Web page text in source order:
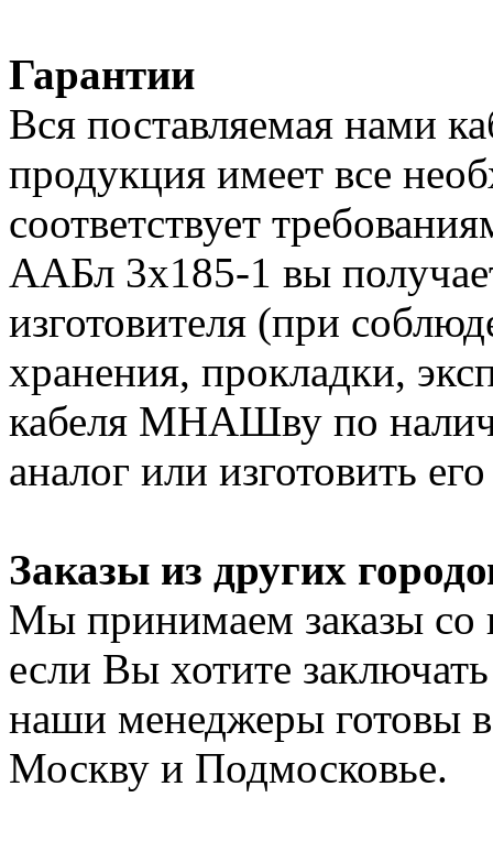
Гарантии
Вся поставляемая нами
продукция имеет все
соответствует
ААБл 3х185-1 вы
изготовителя (при
хранения, прокладки,
кабеля МНАШву по
аналог или изготовить
Заказы из других
Мы принимаем заказы со
если Вы хотите
наши менеджеры готовы
Москву и Подмосковье.